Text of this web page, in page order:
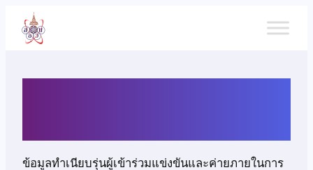
เนื้อหา
ข้อมูลทำเนียบรุ่นผู้เข้าร่วมแข่งขันและค่ายภายในการ